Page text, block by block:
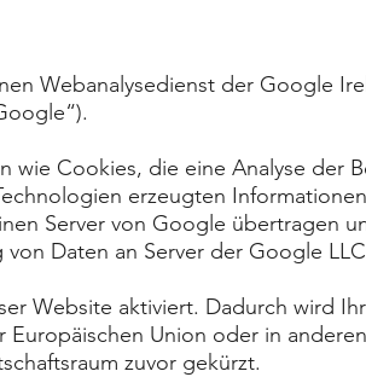
Webanalysedienst der Google
wie Cookies, die eine Analyse der
erzeugten
Server von Google übertragen
Daten an Server der Google
Website aktiviert. Dadurch wird
Union oder in
zuvor gekürzt.